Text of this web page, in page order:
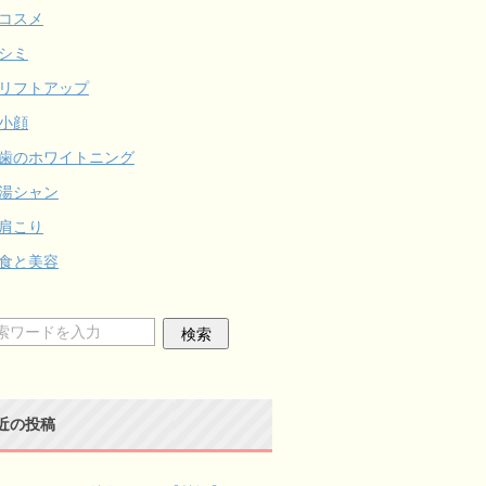
スメ
ミ
フトアップ
顔
のホワイトニング
シャン
こり
と美容
の投稿